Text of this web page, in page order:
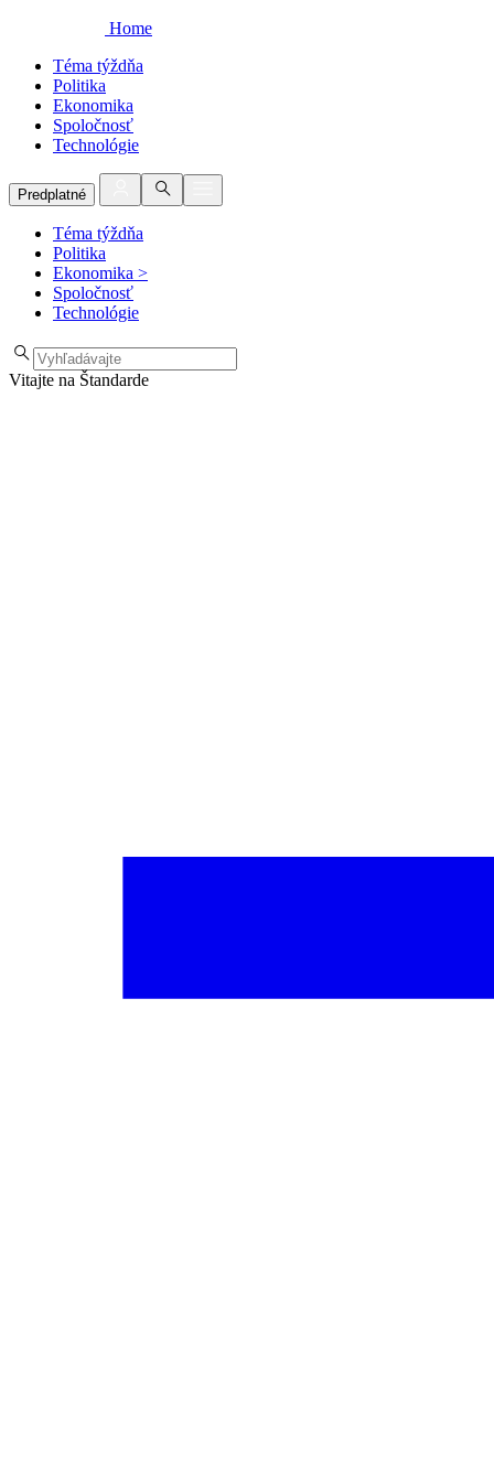
Home
Téma týždňa
Politika
Ekonomika
Spoločnosť
Technológie
Predplatné
Téma týždňa
Politika
Ekonomika >
Spoločnosť
Technológie
Vitajte na Štandarde